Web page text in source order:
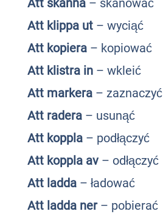
Att klippa ut– wyciąć
Att kopiera – kopiować
Att klistra in – wkleić
Att markera– zaznaczyć
Att radera– usunąć
Att koppla– podłączyć
Att koppla av– odłączyć
Att ladda – ładować
Att ladda ner – pobierać